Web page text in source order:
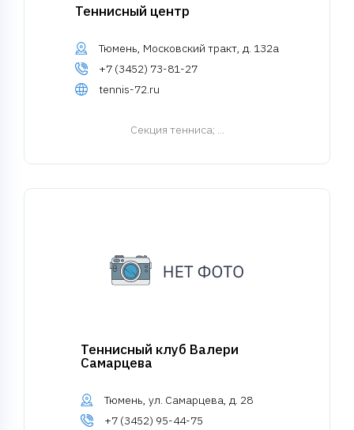
Теннисный центр
Тюмень, Московский тракт, д. 132а
+7 (3452) 73-81-27
tennis-72.ru
Cекция тенниса; ...
Теннисный клуб Валери
Самарцева
Тюмень, ул. Самарцева, д. 28
+7 (3452) 95-44-75